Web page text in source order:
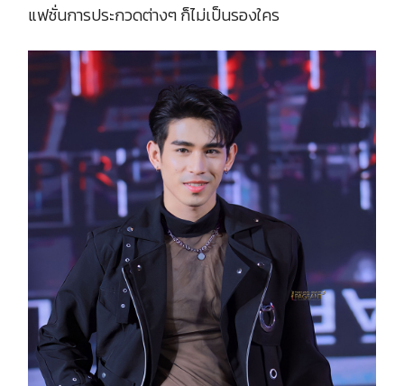
แฟชั่นการประกวดต่างๆ ก็ไม่เป็นรองใคร